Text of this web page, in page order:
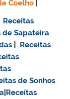
Coelho
Receitas
de Sapateira
Receitas
de Sonhos
Receitas